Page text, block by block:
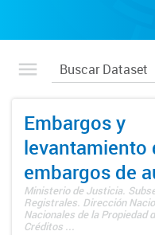
Embargos y
levantamiento
embargos de
Ministerio de Justicia.
Registrales. Dirección
Nacionales de la Propiedad
Créditos ...